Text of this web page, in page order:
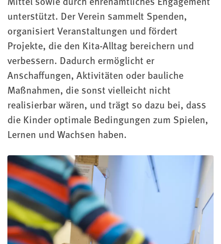
Mittel sowie durch ehrenamtliches Engagement
unterstützt. Der Verein sammelt Spenden,
organisiert Veranstaltungen und fördert
Projekte, die den Kita-Alltag bereichern und
verbessern. Dadurch ermöglicht er
Anschaffungen, Aktivitäten oder bauliche
Maßnahmen, die sonst vielleicht nicht
realisierbar wären, und trägt so dazu bei, dass
die Kinder optimale Bedingungen zum Spielen,
Lernen und Wachsen haben.